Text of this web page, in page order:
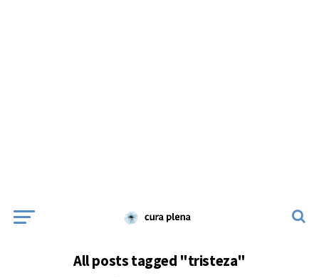
All posts tagged "tristeza"